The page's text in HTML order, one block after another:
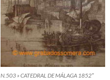
N.503 » CATEDRAL DE MÁLAGA 1852″